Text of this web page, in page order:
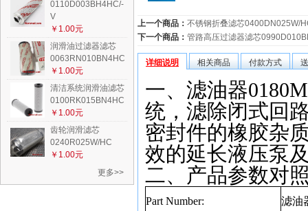
0110D003BH4HC/-
V
￥1.00元
润滑油过滤器滤芯
0063RN010BN4HC
￥1.00元
清洁系统润滑油滤芯
0100RK015BN4HC
￥1.00元
齿轮润滑滤芯
0240R025W/HC
￥1.00元
更多>>
上一个商品： 不锈钢折叠滤芯0400DN025W/
下一个商品： 管路高压过滤器滤芯
详细说明 相关商品 付款方式
一、滤油器
统，滤除闭式回
密封件的橡胶杂
效的延长液压泵
二、产品参数对
Part Number: 滤油